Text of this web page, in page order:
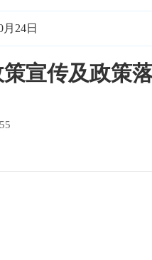
月24日
宣传及政策